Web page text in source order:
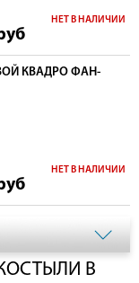
НЕТ В НАЛИЧИИ
КВАДРО ФАН-
НЕТ В НАЛИЧИИ
В